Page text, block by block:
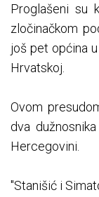
Proglašeni su
zločinačkom
još pet općina
Hrvatskoj.
Ovom
dva
Hercegovini.
"Stanišić i